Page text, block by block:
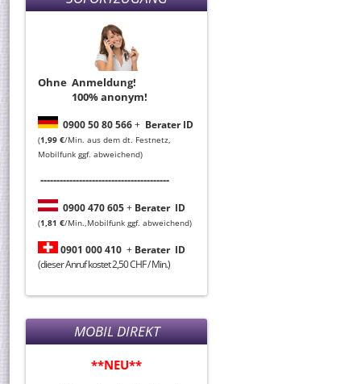
Ohne Anmeldung!
100% anonym!
0900 50 80 566+ Berater ID
(1,99 €/Min. aus dem dt. Festnetz,
Mobilfunk ggf. abweichend)
----------------------------------------
0900 470 605+ Berater ID
(1,81 €/Min.,Mobilfunk ggf. abweichend)
0901 000 410 + Berater ID
(dieser Anruf kostet 2,50 CHF / Min.)
MOBIL DIREKT
**NEU**